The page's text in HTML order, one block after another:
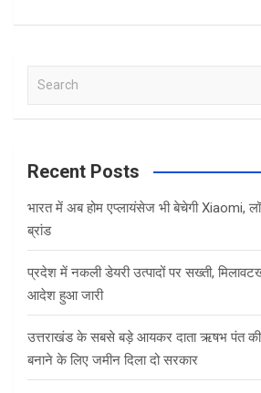
a
c
Recent Posts
भारत में अब होम एप्लायंसेज भी बेचेगी Xiaomi,
ब्रांड
प्रदेश में नकली डेयरी उत्पादों पर सख्ती,
आदेश हुआ जारी
उत्तराखंड के सबसे बड़े आयकर दाता ऋषभ पंत की
बनाने के लिए जमीन दिला दो सरकार